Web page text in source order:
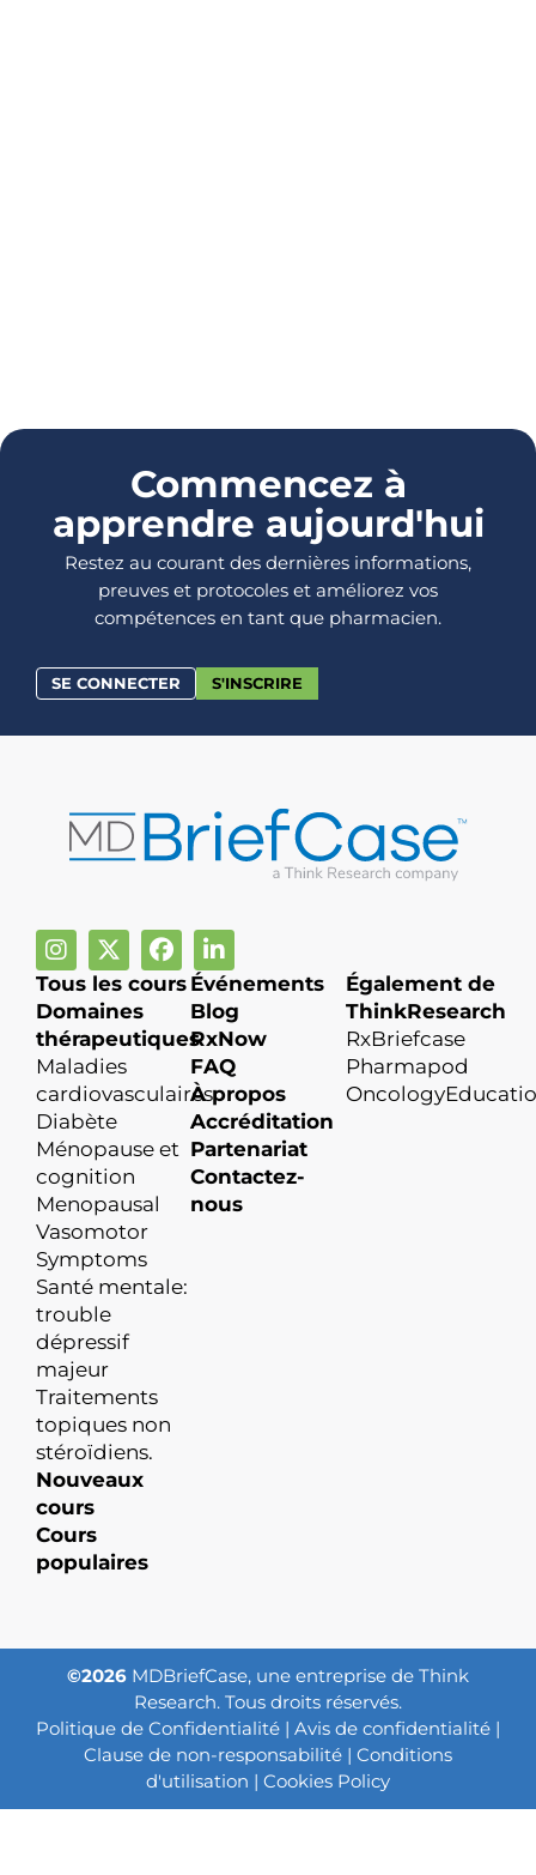
Commencez à
apprendre aujourd'hui
Restez au courant des dernières informations,
preuves et protocoles et améliorez vos
compétences en tant que pharmacien.
SE CONNECTER S'INSCRIRE
Tous les cours
Domaines
thérapeutiques
Maladies
cardiovasculaires
Diabète
Ménopause et
cognition
Menopausal
Vasomotor
Symptoms
Santé mentale:
trouble
dépressif
majeur
Traitements
topiques non
stéroïdiens.
Nouveaux
cours
Cours
populaires
Événements
Blog
RxNow
FAQ
À propos
Accréditation
Partenariat
Contactez-
nous
Également de
ThinkResearch
RxBriefcase
Pharmapod
©2026 MDBriefCase, une entreprise de Think
Research. Tous droits réservés.
Politique de Confidentialité | Avis de confidentialité |
Clause de non-responsabilité | Conditions
d'utilisation | Cookies Policy